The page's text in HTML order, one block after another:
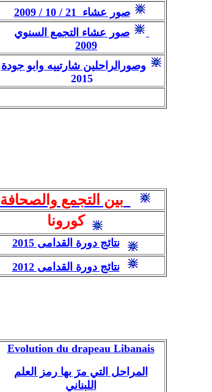
صور عشاء
صور عشاء التجمع السنوي
2009
وصورالراحلين شارتييه وابو جودة
2015
بين التجمع والصحافة
كورونا
نتائج دورة القدامى 2015
نتائج دورة القدامى 2012
Evolution du drapeau Libanais
المراحل التي مرَ بها رمز العلم
اللبناني